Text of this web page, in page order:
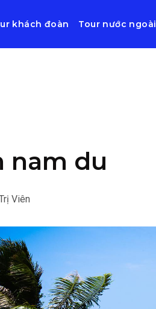
khách đoàn Tour nước ngoài
nam du
Viên